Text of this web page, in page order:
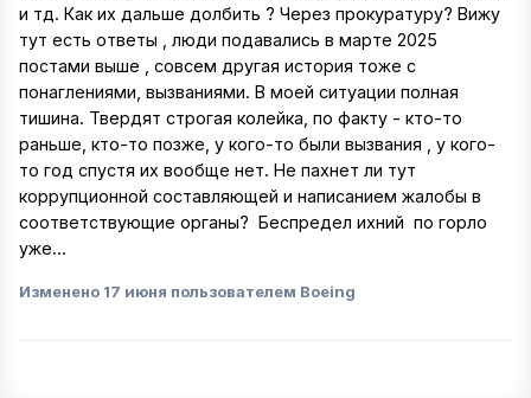
и тд. Как их дальше долбить ? Через прокуратуру? Вижу
тут есть ответы , люди подавались в марте 2025
постами выше , совсем другая история тоже с
понаглениями, вызваниями. В моей ситуации полная
тишина. Твердят строгая колейка, по факту - кто-то
раньше, кто-то позже, у кого-то были вызвания , у кого-
то год спустя их вообще нет. Не пахнет ли тут
коррупционной составляющей и написанием жалобы в
соответствующие органы? Беспредел ихний по горло
уже...
Изменено 17 июня пользователем Boeing